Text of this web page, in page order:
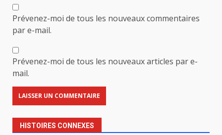
Prévenez-moi de tous les nouveaux commentaires
par e-mail.
Prévenez-moi de tous les nouveaux articles par e-
mail.
HISTOIRES CONNEXES